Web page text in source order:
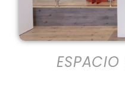
ESPACIO